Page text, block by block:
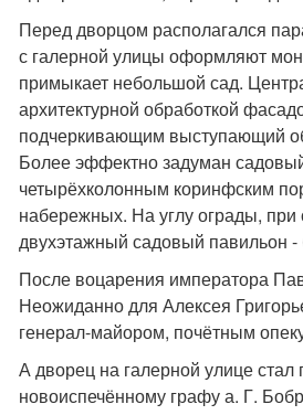
Перед дворцом располагался
с галерной улицы оформляют
примыкает небольшой сад.
архитектурной обработкой
подчеркивающим выступающий
Более эффектно задуман
четырёхколонным коринфским
набережных. На углу ограды,
двухэтажный садовый павильон -
После воцарения императора
Неожиданно для Алексея
генерал-майором, почётным
А дворец на галерной улице
новоиспечённому графу а. Г.